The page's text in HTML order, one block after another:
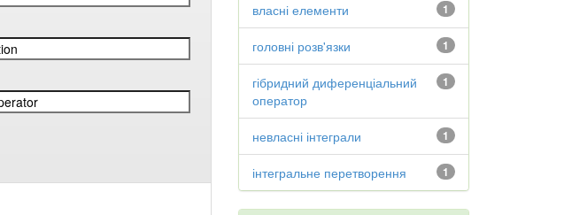
1
власні елементи
1
головні розв'язки
1
гібридний диференціальний
оператор
1
невласні інтеграли
1
інтегральне перетворення